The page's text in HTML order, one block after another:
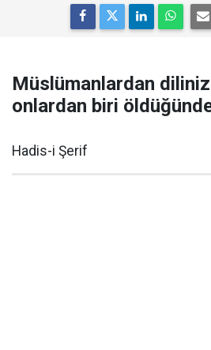
Müslümanlardan
onlardan biri
Hadis-i Şerif